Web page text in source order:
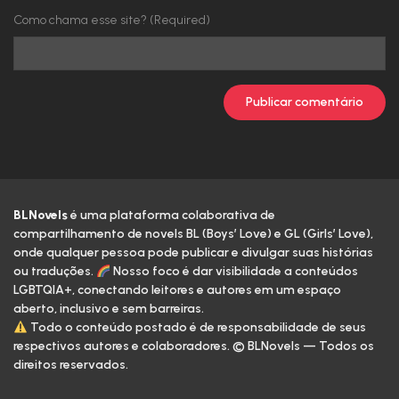
Capítulo 159 - A ‘Dupla De Ouro’ Na Bot Lane
Capítulo 156 - Transmissão Ao Vivo Travestido
Capítulo 155 - Você Não Precisa Me Agradar
Capítulo 154 - Comprando Uma Saia Curta
Capítulo 153 - Tirando Fotos Promocionais Com A SSG
Como chama esse site? (Required)
BLNovelsé uma plataforma colaborativa de
compartilhamento de novels BL (Boys’ Love) e GL (Girls’ Love),
onde qualquer pessoa pode publicar e divulgar suas histórias
ou traduções.
Nosso foco é dar visibilidade a conteúdos
LGBTQIA+, conectando leitores e autores em um espaço
aberto, inclusivo e sem barreiras.
Todo o conteúdo postado é de responsabilidade de seus
respectivos autores e colaboradores. © BLNovels — Todos os
direitos reservados.